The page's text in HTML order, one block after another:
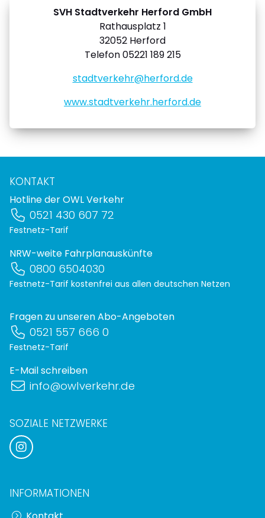
SVH Stadtverkehr Herford GmbH
Rathausplatz 1
32052 Herford
Telefon 05221 189 215
stadtverkehr@herford.de
www.stadtverkehr.herford.de
KONTAKT
Hotline der OWL Verkehr
0521 430 607 72
Festnetz-Tarif
NRW-weite Fahrplanauskünfte
0800 6504030
Festnetz-Tarif kostenfrei aus allen deutschen Netzen
Fragen zu unseren Abo-Angeboten
0521 557 666 0
Festnetz-Tarif
E-Mail schreiben
info@owlverkehr.de
SOZIALE NETZWERKE
INFORMATIONEN